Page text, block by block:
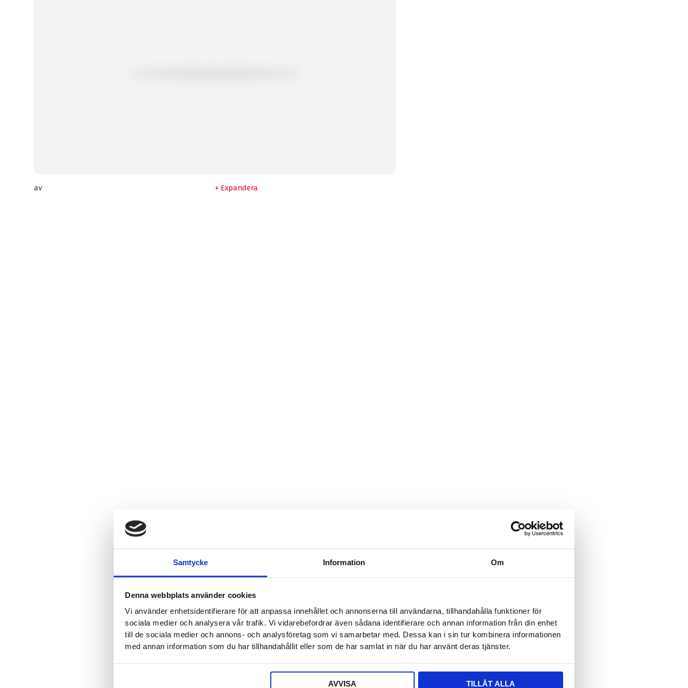
Samtycke Information Om
Denna webbplats använder cookies
Vi använder enhetsidentifierare för att anpassa innehållet och annonserna till användarna, tillhandahålla funktioner för
sociala medier och analysera vår trafik. Vi vidarebefordrar även sådana identifierare och annan information från din enhet
till de sociala medier och annons- och analysföretag som vi samarbetar med. Dessa kan i sin tur kombinera informationen
med annan information som du har tillhandahållit eller som de har samlat in när du har använt deras tjänster.
AVVISA TILLÅT ALLA
av Expandera
Detta fält är dolt när formuläret visas
Ditt namn*
E-post